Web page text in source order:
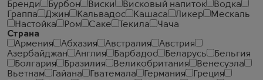
Бренди
Бурбон Виски Висковый напиток
Водка
Граппа
Джин Кальвадос Кашаса Ликер
Мескаль
Настойка
Ром Саке Текила
Чача
Страна
Армения
Абхазия Австралия
Австрия
Азербайджан
Англия Барбадос Беларусь
Бельгия
Болгария
Бразилия Великобритания
Венесуэла
Вьетнам
Гайана Гватемала Германия
Греция